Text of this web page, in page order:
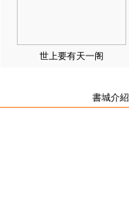
世上要有天一阁
書城介紹